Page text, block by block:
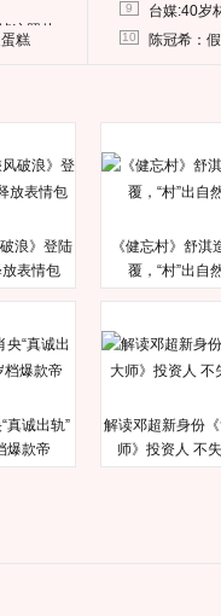
这照片
糕
9 台媒:40岁
10 陈冠希：
浪》登陆
表情包
《健忘村》舒淇
覆，“村”出自
真诚出轨”
爆款帝
解读邓超新身份
师》投资人 不